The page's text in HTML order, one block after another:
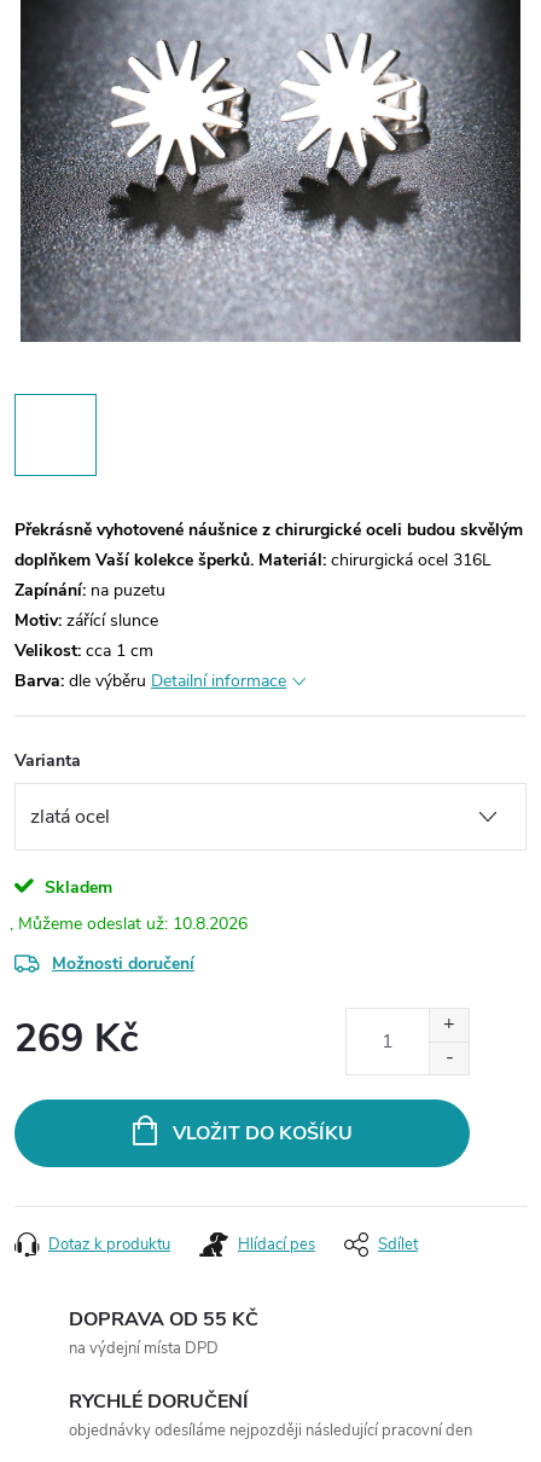
Překrásně vyhotovené náušnice z chirurgické oceli budou skvělým
doplňkem Vaší kolekce šperků. Materiál: chirurgická ocel 316L
Zapínání: na puzetu
Motiv: zářící slunce
Velikost: cca 1 cm
Barva: dle výběru Detailní informace
Varianta
Skladem
10.8.2026
Možnosti doručení
269 Kč
VLOŽIT DO KOŠÍKU
Dotaz k produktu Hlídací pes Sdílet
DOPRAVA OD 55 KČ
na výdejní místa DPD
RYCHLÉ DORUČENÍ
objednávky odesíláme nejpozději následující pracovní den